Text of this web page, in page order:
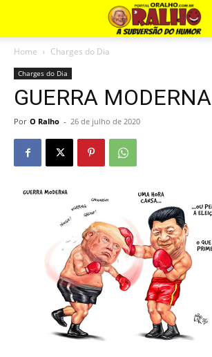
Home Charges do Dia
Charges do Dia
GUERRA MODERNA
Por O Ralho - 26 de julho de 2020